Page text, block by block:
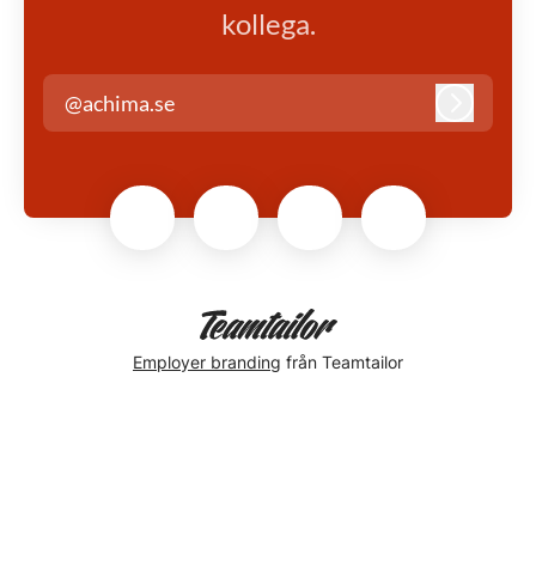
kollega.
@achima.se
Employer branding från Teamtailor